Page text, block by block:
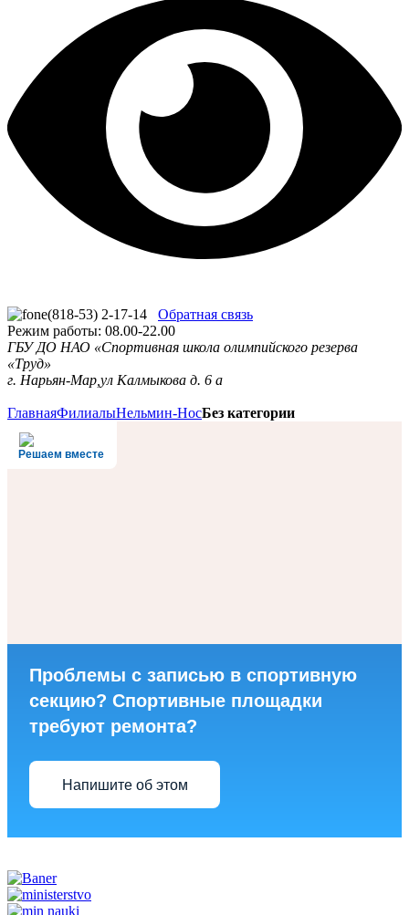
(818-53) 2-17-14 Обратная связь
Режим работы: 08.00-22.00
ГБУ ДО НАО «Спортивная школа олимпийского резерва
«Труд»
г. Нарьян-Мар,ул Калмыкова д. 6 а
ГлавнаяФилиалыНельмин-НосБез категории
Решаем вместе
Проблемы с записью в спортивную
секцию? Спортивные площадки
требуют ремонта?
Напишите об этом